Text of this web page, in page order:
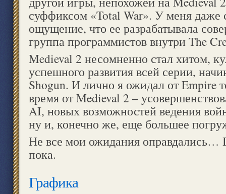
суффиксом «Total War». У меня даже
ощущение, что ее разрабатывала
группа программистов внутри The
Medieval 2 несомненно стал хитом,
успешного развития всей серии,
Shogun. И лично я ожидал от Empire
время от Medieval 2 –
AI, новых возможностей ведения
ну и, конечно же, еще большее
Не все мои ожидания оправдались…
пока.
Графика